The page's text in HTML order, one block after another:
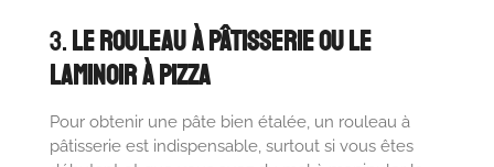
3.Le Rouleau à Pâtisserie ou le
Laminoir à Pizza
Pour obtenir une pâte bien étalée, un rouleau à
pâtisserie est indispensable, surtout si vous êtes